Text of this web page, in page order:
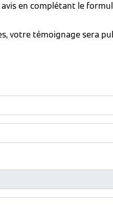
en complétant le
votre témoignage sera